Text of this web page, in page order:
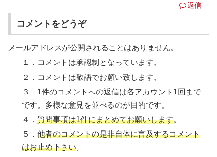
返信
コメントをどうぞ
メールアドレスが公開されることはありません。
１．コメントは承認制となっています。
２．コメントは敬語でお願い致します。
３．1件のコメントへの返信は各アカウント1回まで
です。多様な意見を並べるのが目的です。
４．質問事項は1件にまとめてお願いします。
５．他者のコメントの是非自体に言及するコメント
はお止め下さい。